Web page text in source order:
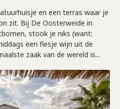
en een terras waar je
zit. Bij De Oosterweide in
stook je niks (want:
een flesje wijn uit de
zaak van de wereld is...